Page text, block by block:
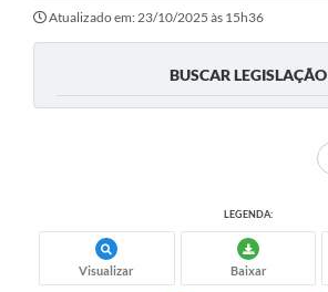
Atualizado em: 23/10/2025 às 15h36
BUSCAR LEGISLAÇÃO
LEGENDA:
Visualizar Baixar